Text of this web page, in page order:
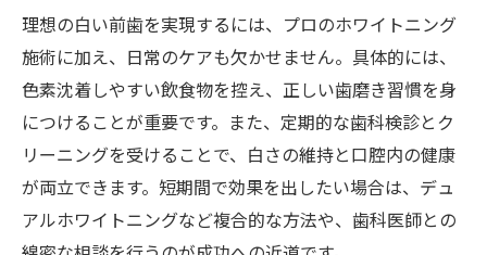
理想の白い前歯を実現するには、プロのホワイトニング
施術に加え、日常のケアも欠かせません。具体的には、
色素沈着しやすい飲食物を控え、正しい歯磨き習慣を身
につけることが重要です。また、定期的な歯科検診とク
リーニングを受けることで、白さの維持と口腔内の健康
が両立できます。短期間で効果を出したい場合は、デュ
アルホワイトニングなど複合的な方法や、歯科医師との